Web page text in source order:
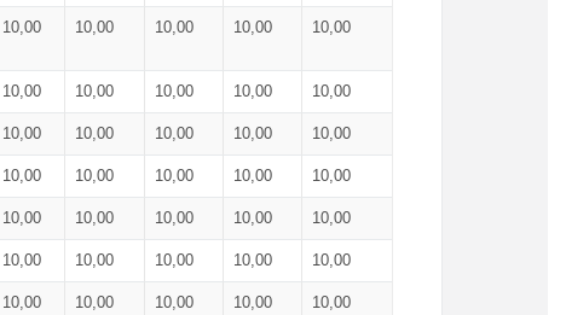
10,00 10,00 10,00 10,00 10,00
10,00 10,00 10,00 10,00 10,00
10,00 10,00 10,00 10,00 10,00
10,00 10,00 10,00 10,00 10,00
10,00 10,00 10,00 10,00 10,00
10,00 10,00 10,00 10,00 10,00
10,00 10,00 10,00 10,00 10,00